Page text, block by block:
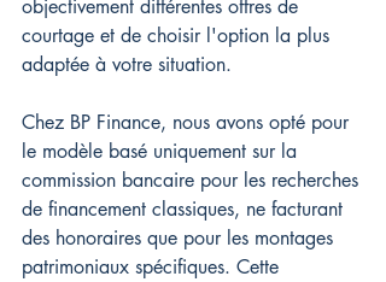
objectivement différentes offres de
courtage et de choisir l'option la plus
adaptée à votre situation.
Chez BP Finance, nous avons opté pour
le modèle basé uniquement sur la
commission bancaire pour les recherches
de financement classiques, ne facturant
des honoraires que pour les montages
patrimoniaux spécifiques. Cette